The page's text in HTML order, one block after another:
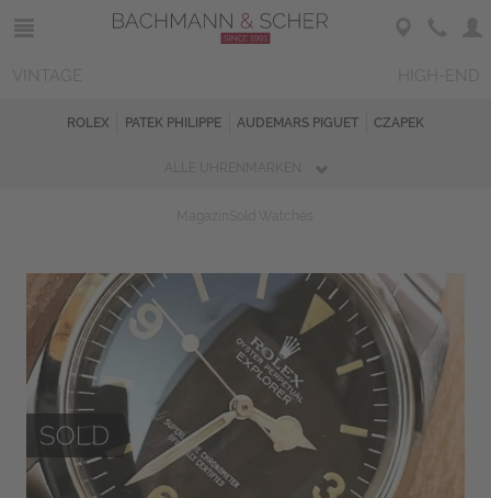
ROLEX PATEK PHILIPPE AUDEMARS PIGUET CZAPEK